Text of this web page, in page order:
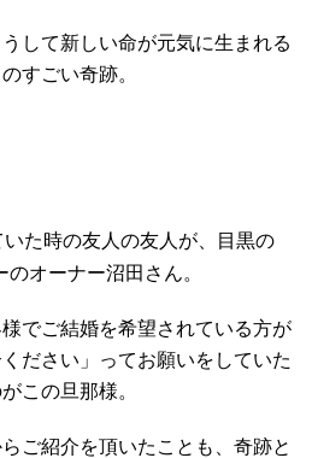
して新しい命が元気に生まれる
すごい奇跡。
た時の友人の友人が、目黒の
のオーナー沼田さん。
でご結婚を希望されている方が
ださい」ってお願いをしていた
この旦那様。
ご紹介を頂いたことも、奇跡と